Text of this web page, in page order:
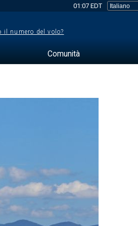
01:07 EDT
il numero del volo?
Comunità